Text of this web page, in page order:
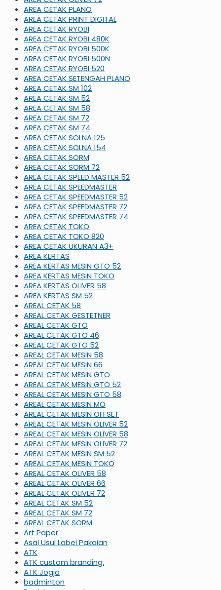
AREA CETAK PLANO
AREA CETAK PRINT DIGITAL
AREA CETAK RYOBI
AREA CETAK RYOBI 480K
AREA CETAK RYOBI 500K
AREA CETAK RYOBI 500N
AREA CETAK RYOBI 520
AREA CETAK SETENGAH PLANO
AREA CETAK SM 102
AREA CETAK SM 52
AREA CETAK SM 58
AREA CETAK SM 72
AREA CETAK SM 74
AREA CETAK SOLNA 125
AREA CETAK SOLNA 154
AREA CETAK SORM
AREA CETAK SORM 72
AREA CETAK SPEED MASTER 52
AREA CETAK SPEEDMASTER
AREA CETAK SPEEDMASTER 52
AREA CETAK SPEEDMASTER 72
AREA CETAK SPEEDMASTER 74
AREA CETAK TOKO
AREA CETAK TOKO 820
AREA CETAK UKURAN A3+
AREA KERTAS
AREA KERTAS MESIN GTO 52
AREA KERTAS MESIN TOKO
AREA KERTAS OLIVER 58
AREA KERTAS SM 52
AREAL CETAK 58
AREAL CETAK GESTETNER
AREAL CETAK GTO
AREAL CETAK GTO 46
AREAL CETAK GTO 52
AREAL CETAK MESIN 58
AREAL CETAK MESIN 66
AREAL CETAK MESIN GTO
AREAL CETAK MESIN GTO 52
AREAL CETAK MESIN GTO 58
AREAL CETAK MESIN MO
AREAL CETAK MESIN OFFSET
AREAL CETAK MESIN OLIVER 52
AREAL CETAK MESIN OLIVER 58
AREAL CETAK MESIN OLIVER 72
AREAL CETAK MESIN SM 52
AREAL CETAK MESIN TOKO
AREAL CETAK OLIVER 58
AREAL CETAK OLIVER 66
AREAL CETAK OLIVER 72
AREAL CETAK SM 52
AREAL CETAK SM 72
AREAL CETAK SORM
Art Paper
Asal Usul Label Pakaian
ATK
ATK custom branding.
ATK Jogja
badminton